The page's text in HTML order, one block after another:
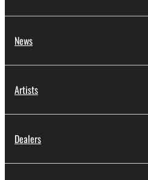
News
Artists
Dealers